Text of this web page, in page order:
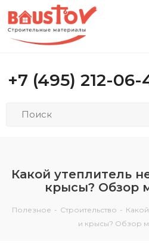
+7 (495) 212-06-
Какой утеплитель
крысы? Обзор
Полезное - Строительство -
и крысы? Обзор